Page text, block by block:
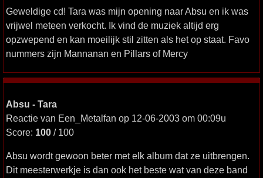
Geweldige cd! Tara was mijn opening naar Absu en ik was
vrijwel meteen verkocht. Ik vind de muziek altijd erg
opzwepend en kan moeilijk stil zitten als het op staat. Favo
nummers zijn Mannanan en Pillars of Mercy
Absu - Tara
Reactie van Een_Metalfan op 12-06-2003 om 00:09u
Score: 100 / 100
Absu wordt gewoon beter met elk album dat ze uitbrengen.
Dit meesterwerkje is dan ook het beste wat van deze band